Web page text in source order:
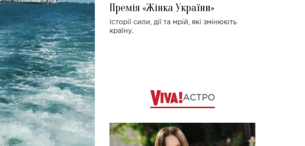
Премія «Жінка України»
Історії сили, дії та мрій, які змінюють
країну.
АСТРО